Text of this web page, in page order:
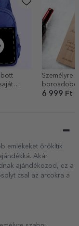
Személyre
és
6 999 Ft
emlékeket örökítik
Akár
ajándékozod, ez a
csal az arcokra a